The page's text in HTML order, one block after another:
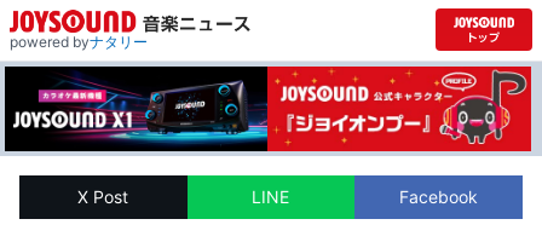
powered byナタリー
X Post LINE Facebook